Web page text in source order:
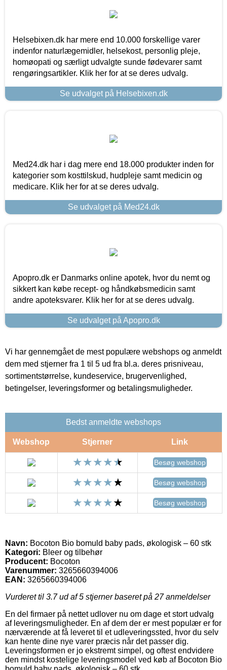
Helsebixen.dk har mere end 10.000 forskellige varer
indenfor naturlægemidler, helsekost, personlig pleje,
homøopati og særligt udvalgte sunde fødevarer samt
rengøringsartikler. Klik her for at se deres udvalg.
Se udvalget på Helsebixen.dk
Med24.dk har i dag mere end 18.000 produkter inden for
kategorier som kosttilskud, hudpleje samt medicin og
medicare. Klik her for at se deres udvalg.
Se udvalget på Med24.dk
Apopro.dk er Danmarks online apotek, hvor du nemt og
sikkert kan købe recept- og håndkøbsmedicin samt
andre apoteksvarer. Klik her for at se deres udvalg.
Se udvalget på Apopro.dk
Vi har gennemgået de mest populære webshops og anmeldt
dem med stjerner fra 1 til 5 ud fra bl.a. deres prisniveau,
sortimentstørrelse, kundeservice, brugervenlighed,
betingelser, leveringsformer og betalingsmuligheder.
Bedst anmeldte webshops
Webshop Stjerner Link
Besøg webshop
Besøg webshop
Besøg webshop
Navn: Bocoton Bio bomuld baby pads, økologisk – 60 stk
Kategori: Bleer og tilbehør
Producent: Bocoton
Varenummer: 3265660394006
EAN: 3265660394006
Vurderet til 3.7ud af 5 stjerner baseret på 27anmeldelser
En del firmaer på nettet udlover nu om dage et stort udvalg
af leveringsmuligheder. En af dem der er mest populær er for
nærværende at få leveret til et udleveringssted, hvor du selv
kan hente dine nye varer præcis når det passer dig.
Leveringsformen er jo ekstremt simpel, og oftest endvidere
den mindst kostelige leveringsmodel ved køb af Bocoton Bio